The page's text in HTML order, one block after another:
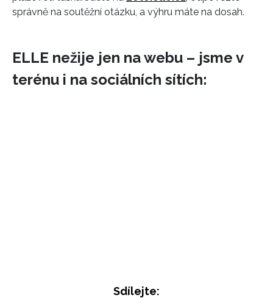
správně na soutěžní otázku, a výhru máte na dosah.
ELLE nežije jen na webu – jsme v
terénu i na sociálních sítích:
Sdílejte: